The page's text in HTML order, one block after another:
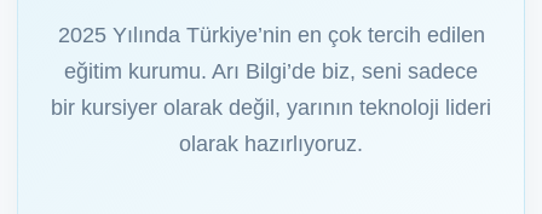
2025 Yılında Türkiye’nin en çok tercih edilen
eğitim kurumu. Arı Bilgi’de biz, seni sadece
bir kursiyer olarak değil, yarının teknoloji lideri
olarak hazırlıyoruz.